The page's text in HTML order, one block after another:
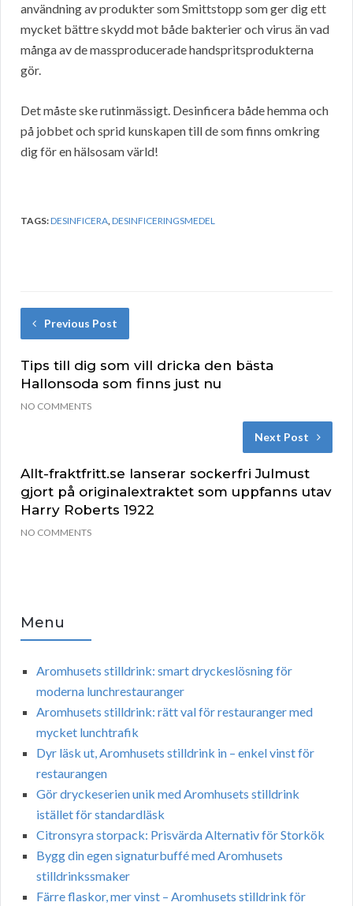
användning av produkter som Smittstopp som ger dig ett
mycket bättre skydd mot både bakterier och virus än vad
många av de massproducerade handspritsprodukterna
gör.
Det måste ske rutinmässigt. Desinficera både hemma och
på jobbet och sprid kunskapen till de som finns omkring
dig för en hälsosam värld!
TAGS:DESINFICERA,DESINFICERINGSMEDEL
Previous Post
Tips till dig som vill dricka den bästa
Hallonsoda som finns just nu
NO COMMENTS
Next Post
Allt-fraktfritt.se lanserar sockerfri Julmust
gjort på originalextraktet som uppfanns utav
Harry Roberts 1922
NO COMMENTS
Menu
Aromhusets stilldrink: smart dryckeslösning för
moderna lunchrestauranger
Aromhusets stilldrink: rätt val för restauranger med
mycket lunchtrafik
Dyr läsk ut, Aromhusets stilldrink in – enkel vinst för
restaurangen
Gör dryckeserien unik med Aromhusets stilldrink
istället för standardläsk
Citronsyra storpack: Prisvärda Alternativ för Storkök
Bygg din egen signaturbuffé med Aromhusets
stilldrinkssmaker
Färre flaskor, mer vinst – Aromhusets stilldrink för